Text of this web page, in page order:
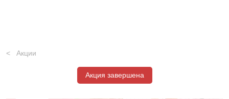
Акции
Акция завершена